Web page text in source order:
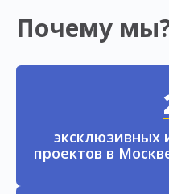
Почему
эксклюзивных
проектов в